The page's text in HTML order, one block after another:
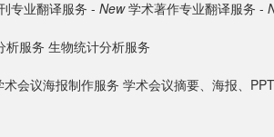
专业翻译服务 - New 学术著作专业翻译服务 -
析服务 生物统计分析服务
术会议海报制作服务 学术会议摘要、海报、